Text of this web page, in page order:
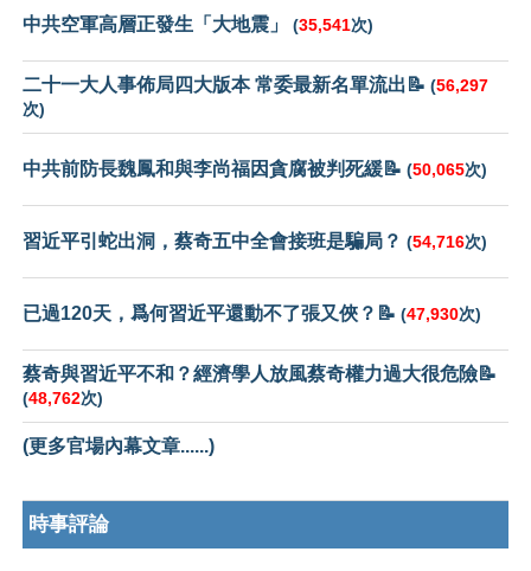
中共空軍高層正發生「大地震」 (35,541次)
二十一大人事佈局四大版本 常委最新名單流出📝 (56,297
次)
中共前防長魏鳳和與李尚福因貪腐被判死緩📝 (50,065次)
習近平引蛇出洞，蔡奇五中全會接班是騙局？ (54,716次)
已過120天，爲何習近平還動不了張又俠？📝 (47,930次)
蔡奇與習近平不和？經濟學人放風蔡奇權力過大很危險📝
(48,762次)
(更多官場內幕文章......)
時事評論